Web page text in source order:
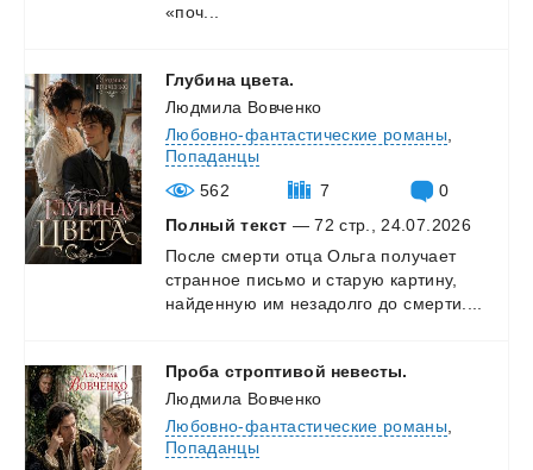
«поч...
Глубина цвета.
Людмила Вовченко
Любовно-фантастические романы
Попаданцы
562
7
0
Полный текст — 72 стр., 24.07.2026
После смерти отца Ольга получает
странное письмо и старую картину,
найденную им незадолго до смерти....
Проба строптивой невесты.
Людмила Вовченко
Любовно-фантастические романы
Попаданцы